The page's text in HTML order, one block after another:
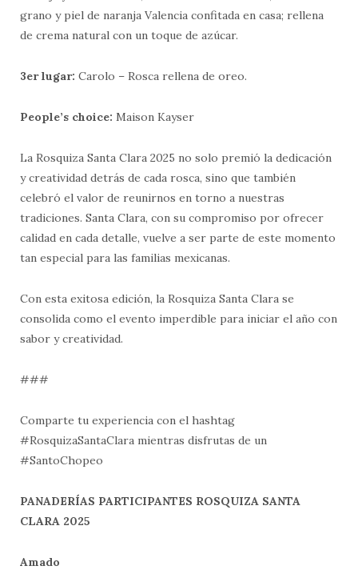
grano y piel de naranja Valencia confitada en casa; rellena
de crema natural con un toque de azúcar.
3er lugar: Carolo – Rosca rellena de oreo.
People’s choice: Maison Kayser
La Rosquiza Santa Clara 2025 no solo premió la dedicación
y creatividad detrás de cada rosca, sino que también
celebró el valor de reunirnos en torno a nuestras
tradiciones. Santa Clara, con su compromiso por ofrecer
calidad en cada detalle, vuelve a ser parte de este momento
tan especial para las familias mexicanas.
Con esta exitosa edición, la Rosquiza Santa Clara se
consolida como el evento imperdible para iniciar el año con
sabor y creatividad.
###
Comparte tu experiencia con el hashtag
#RosquizaSantaClara mientras disfrutas de un
#SantoChopeo
PANADERÍAS PARTICIPANTES ROSQUIZA SANTA
CLARA 2025
Amado